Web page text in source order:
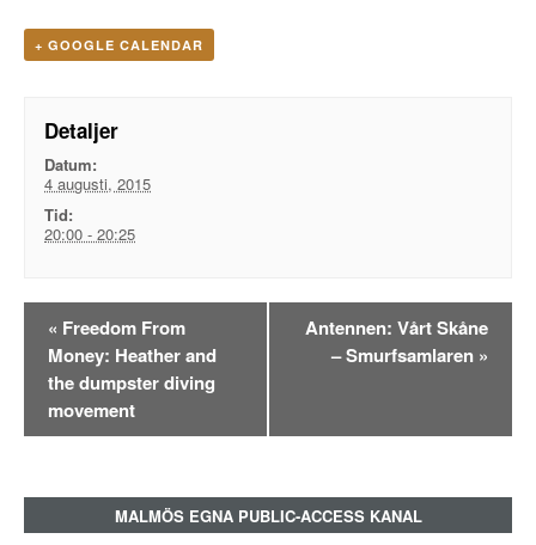
+ GOOGLE CALENDAR
Detaljer
Datum:
4 augusti, 2015
Tid:
20:00 - 20:25
Evenemangsnavigation
« Freedom From
Money: Heather and
the dumpster diving
movement
Antennen: Vårt Skåne
– Smurfsamlaren »
MALMÖS EGNA PUBLIC-ACCESS KANAL